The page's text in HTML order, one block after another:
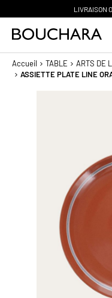
Accueil TABLE ARTS DE
ASSIETTE PLATE LINE